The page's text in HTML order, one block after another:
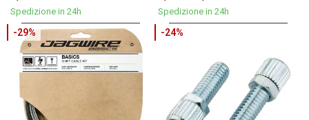
Spedizione in 24h Spedizione in 24h
-29% -24%